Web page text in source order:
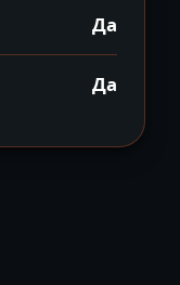
Да
Да